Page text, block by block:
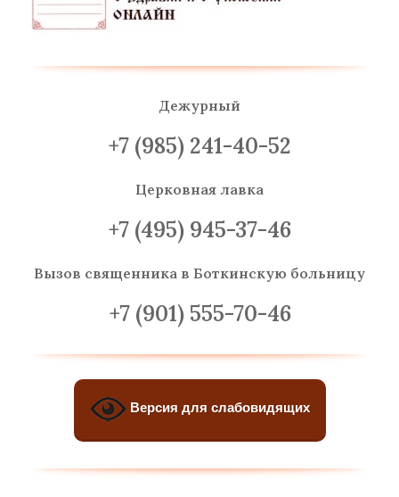
Дежурный
+7 (985) 241-40-52
Церковная лавка
+7 (495) 945-37-46
Вызов священника в Боткинскую больницу
+7 (901) 555-70-46
Версия для слабовидящих